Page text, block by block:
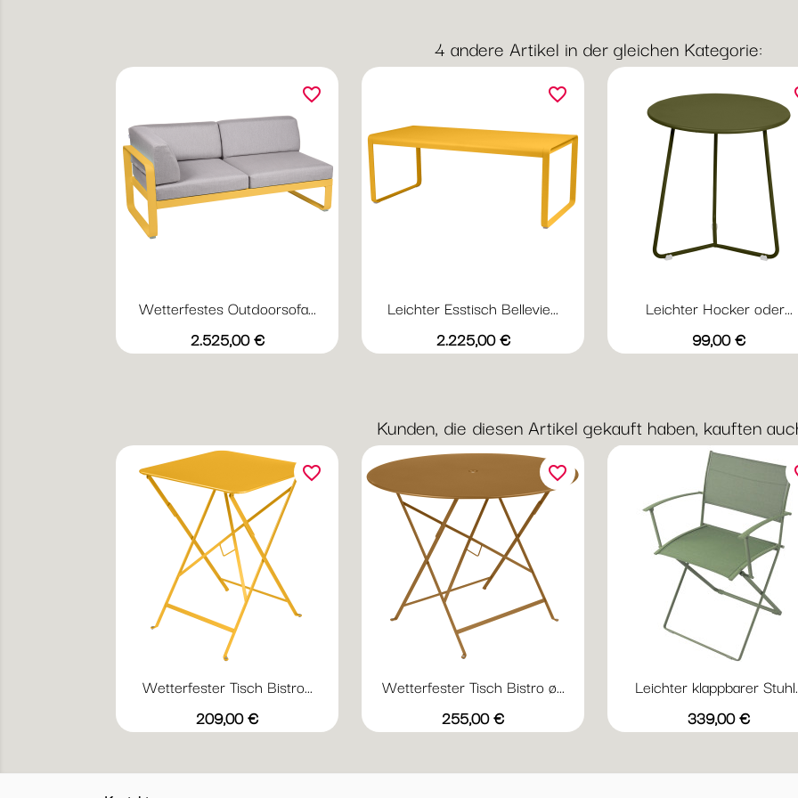
4 andere Artikel in der gleichen Kategorie:
Wetterfestes Outdoorsofa...
Preis
2.525,00 €
Vorschau
grauweißAbyssblau
Acapulcoblau
Flanellgrau
favorite_border
Leichter Esstisch Bellevie...
Preis
2.225,00 €
Vorschau
AbyssblauAcapulcoblau
Anthrazit
Chili Gewittergrau
favorite_border
Leichter Hocker oder...
Preis
99,00 €
Vorschau
AbyssblauAcapulcoblau
Anthrazit
Chili
Kunden, die diesen Artikel gekauft haben, kauften
Wetterfester Tisch Bistro...
Preis
209,00 €
Vorschau
AbyssblauAcapulcoblau
Anthrazit
Chili Gewittergrau
favorite_border
Wetterfester Tisch Bistro ø...
Preis
255,00 €
Vorschau
AbyssblauAcapulcoblau
Anthrazit
Chili Gewittergrau
favorite_border
Leichter klappbarer
Preis
339,00 €
Vorschau
Acapulcoblau
Anthrazit
Chili